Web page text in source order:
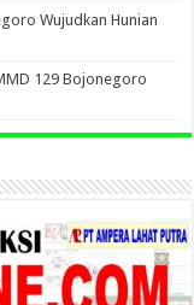
Wujudkan Hunian
129 Bojonegoro